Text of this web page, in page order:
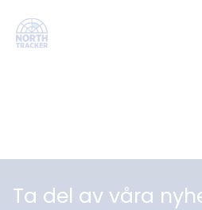
Ta del av våra